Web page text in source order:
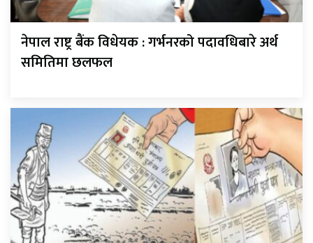
नेपाल राष्ट्र बैंक विधेयक : गर्भनरको पदावधिबारे अर्थ
समितिमा छलफल